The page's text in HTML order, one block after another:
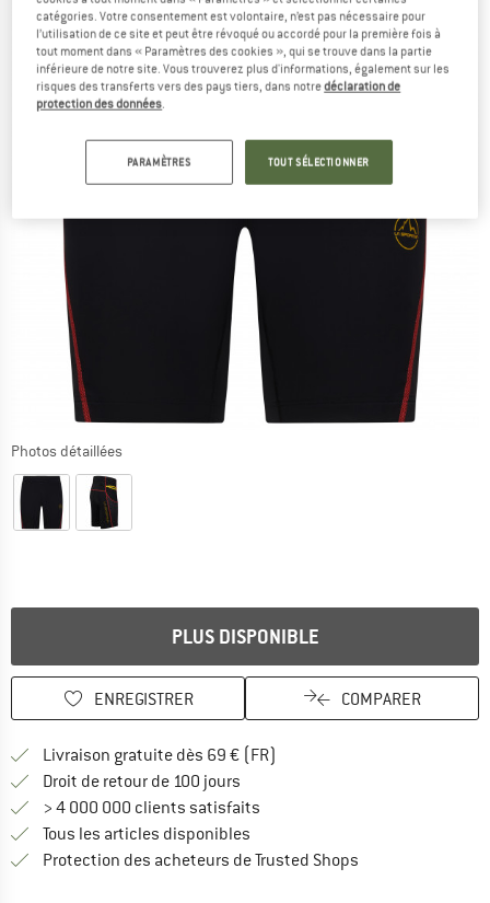
Photos détaillées
PLUS DISPONIBLE
ENREGISTRER COMPARER
Livraison gratuite dès 69 € (FR)
Droit de retour de 100 jours
> 4 000 000 clients satisfaits
Tous les articles disponibles
Protection des acheteurs de Trusted Shops
catégories. Votre consentement est volontaire, n’est pas nécessaire pour
l’utilisation de ce site et peut être révoqué ou accordé pour la première fois à
tout moment dans « Paramètres des cookies », qui se trouve dans la partie
inférieure de notre site. Vous trouverez plus d'informations, également sur les
risques des transferts vers des pays tiers, dans notredéclaration de
protection des données.
PARAMÈTRES TOUT SÉLECTIONNER